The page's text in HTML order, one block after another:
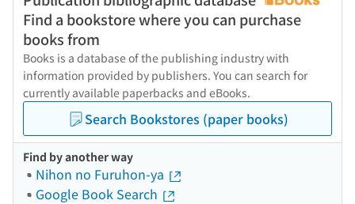
Find a bookstore where you can purchase
books from
Books is a database of the publishing industry with
information provided by publishers. You can search for
currently available paperbacks and eBooks.
Search Bookstores (paper books)
Find by another way
Nihon no Furuhon-ya
Google Book Search